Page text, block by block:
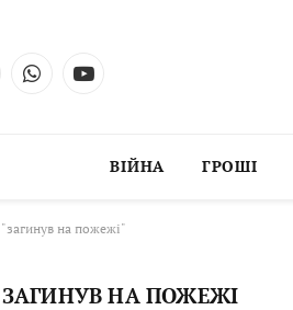
WhatsAppYouTube
ВІЙНА ГРОШІ
на пожежі"
ЗАГИНУВ НА ПОЖЕЖІ